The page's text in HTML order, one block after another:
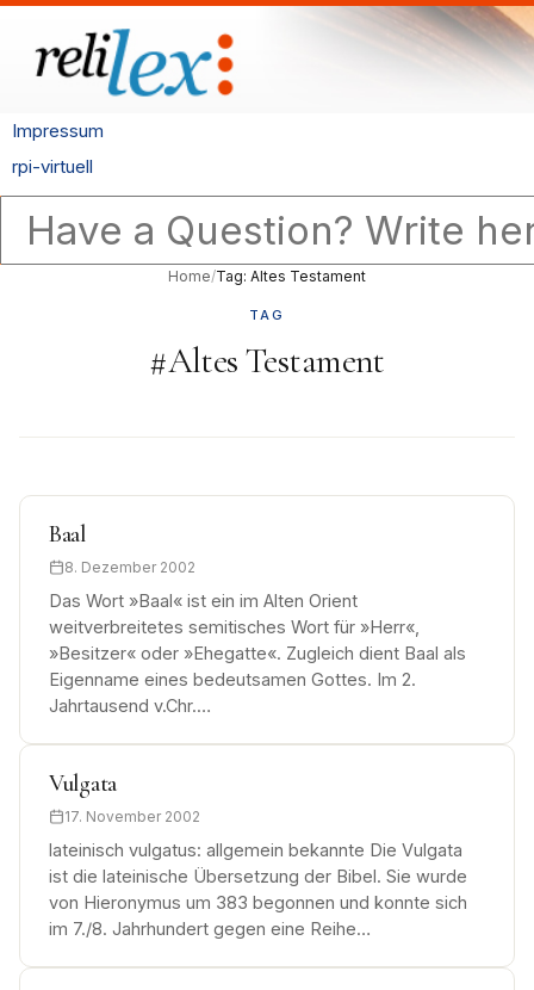
Impressum
rpi-virtuell
Home/Tag: Altes Testament
TAG
#Altes Testament
Baal
8. Dezember 2002
Das Wort »Baal« ist ein im Alten Orient
weitverbreitetes semitisches Wort für »Herr«,
»Besitzer« oder »Ehegatte«. Zugleich dient Baal als
Eigenname eines bedeutsamen Gottes. Im 2.
Jahrtausend v.Chr.…
Vulgata
17. November 2002
lateinisch vulgatus: allgemein bekannte Die Vulgata
ist die lateinische Übersetzung der Bibel. Sie wurde
von Hieronymus um 383 begonnen und konnte sich
im 7./8. Jahrhundert gegen eine Reihe…